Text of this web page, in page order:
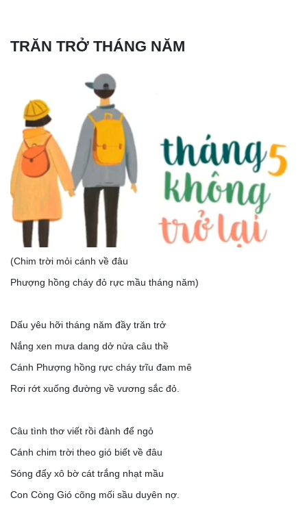
TRĂN TRỞ THÁNG NĂM
(Chim trời mỏi cánh về đâu
Phượng hồng cháy đỏ rực mầu tháng năm)
Dấu yêu hỡi tháng năm đầy trăn trở
Nắng xen mưa dang dở nửa câu thề
Cánh Phượng hồng rực cháy trĩu đam mê
Rơi rớt xuống đường về vương sắc đỏ.
Câu tình thơ viết rồi đành để ngỏ
Cánh chim trời theo gió biết về đâu
Sóng đẩy xô bờ cát trắng nhạt mầu
Con Còng Gió cõng mối sầu duyên nợ.